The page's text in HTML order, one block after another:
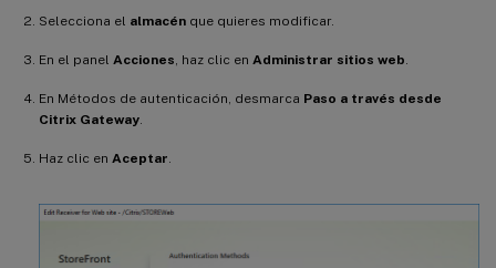
Selecciona el almacén que quieres modificar.
En el panel Acciones, haz clic en Administrar sitios web.
En Métodos de autenticación, desmarca Paso a través desde
Citrix Gateway.
Haz clic en Aceptar.